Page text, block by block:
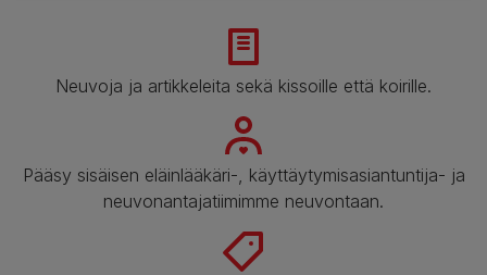
Neuvoja ja artikkeleita sekä kissoille että koirille.
Pääsy sisäisen eläinlääkäri-, käyttäytymisasiantuntija- ja
neuvonantajatiimimme neuvontaan.